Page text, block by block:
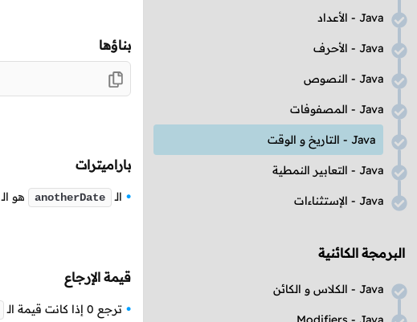
Java - الأعداد
Java - الأحرف
Java - النصوص
Java - المصفوفات
Java - التاريخ و الوقت
Java - التعابير النمطية
Java - الإستثناءات
البرمجة الكائنية
Java - الكلاس و الكائن
بناؤها
باراميترات
الـ anotherDate هو الـ
قيمة الإرجاع
ترجع 0 إذا كانت قيمة الـ